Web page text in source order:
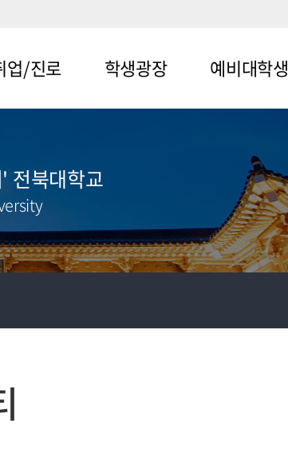
업/진로
2-2
학생광장
메뉴3-2
예비대학생
메뉴4-3
전북대학교